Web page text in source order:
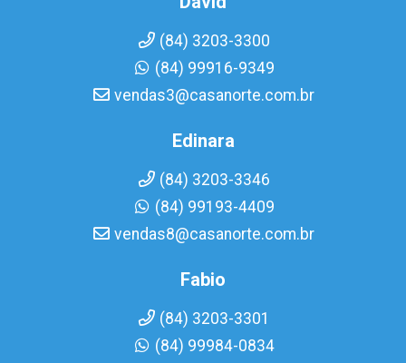
(84) 3203-3300
(84) 99916-9349
vendas3@casanorte.com.br
Edinara
(84) 3203-3346
(84) 99193-4409
vendas8@casanorte.com.br
Fabio
(84) 3203-3301
(84) 99984-0834